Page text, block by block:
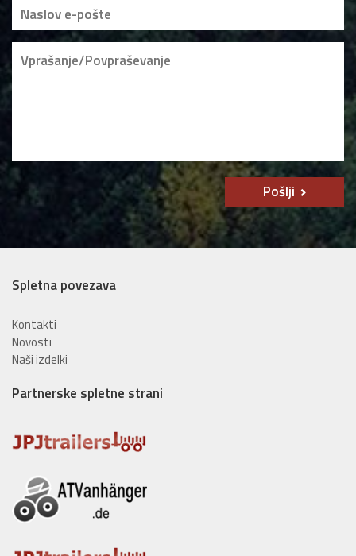
Pošlji
Spletna povezava
Kontakti
Novosti
Naši izdelki
Partnerske spletne strani